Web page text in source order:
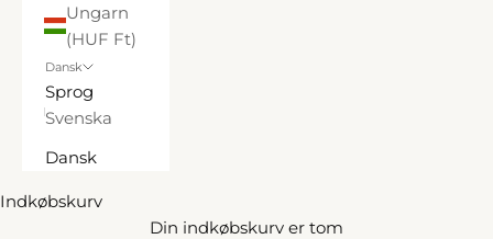
Ungarn
(HUF Ft)
Dansk
Sprog
Svenska
Dansk
Indkøbskurv
Din indkøbskurv er tom